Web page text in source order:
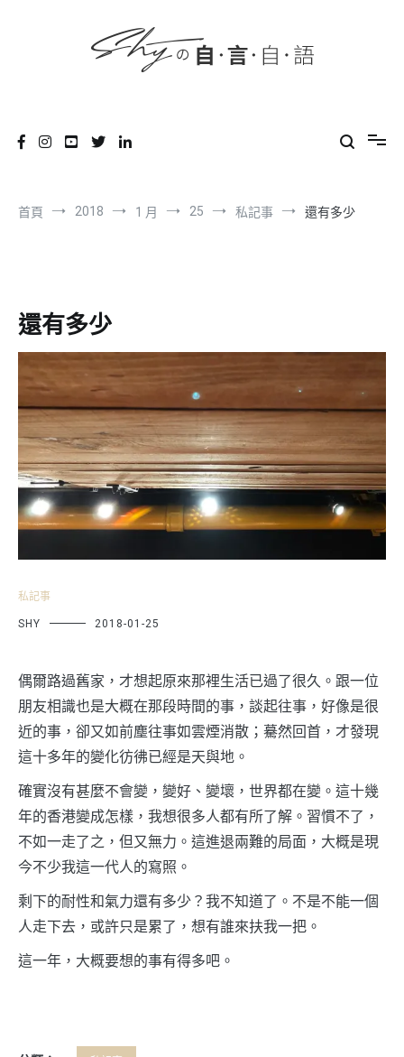
首頁 2018 1 月 25 私記事 還有多少
還有多少
私記事
SHY 2018-01-25
偶爾路過舊家，才想起原來那裡生活已過了很久。跟一位
朋友相識也是大概在那段時間的事，談起往事，好像是很
近的事，卻又如前塵往事如雲煙消散；驀然回首，才發現
這十多年的變化彷彿已經是天與地。
確實沒有甚麼不會變，變好、變壞，世界都在變。這十幾
年的香港變成怎樣，我想很多人都有所了解。習慣不了，
不如一走了之，但又無力。這進退兩難的局面，大概是現
今不少我這一代人的寫照。
剩下的耐性和氣力還有多少？我不知道了。不是不能一個
人走下去，或許只是累了，想有誰來扶我一把。
這一年，大概要想的事有得多吧。